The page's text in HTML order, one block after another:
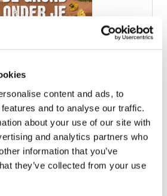
content and ads, to
and to analyse our traffic.
about your use of our site with
and analytics partners who
information that you’ve
they’ve collected from your use
voeten